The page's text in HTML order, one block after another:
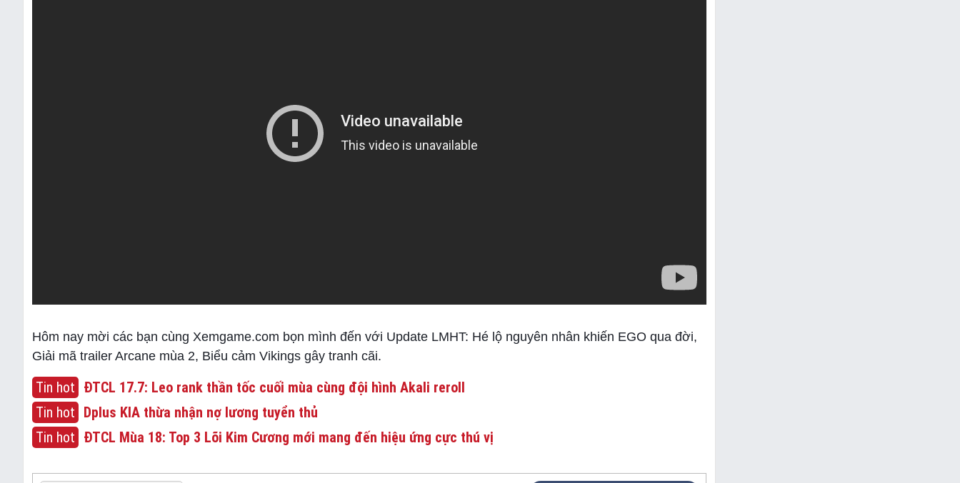
Hôm nay mời các bạn cùng Xemgame.com bọn mình đến với Update LMHT: Hé lộ nguyên nhân khiến EGO qua đời,
Giải mã trailer Arcane mùa 2, Biểu cảm Vikings gây tranh cãi.
Tin hot ĐTCL 17.7: Leo rank thần tốc cuối mùa cùng đội hình Akali reroll
Tin hot Dplus KIA thừa nhận nợ lương tuyển thủ
Tin hot ĐTCL Mùa 18: Top 3 Lõi Kim Cương mới mang đến hiệu ứng cực thú vị